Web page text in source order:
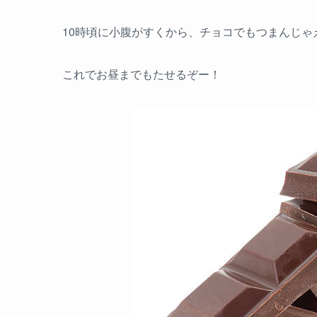
10時頃に小腹がすくから、チョコでもつまんじ
これでお昼までもたせるぞー！